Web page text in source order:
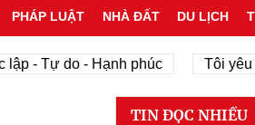
PHÁP LUẬT NHÀ ĐẤT DU LỊCH
Tự do - Hạnh phúc Tôi yêu Tổ
TIN ĐỌC NHIỀU